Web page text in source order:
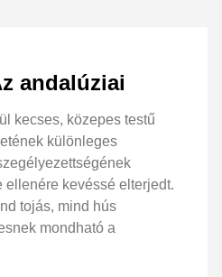
andalúziai
kecses, közepes testű
különleges
ellenére kevéssé elterjedt.
tojás, mind hús
mondható a